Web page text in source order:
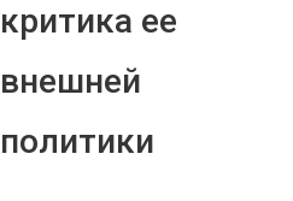
критика ее
внешней
политики